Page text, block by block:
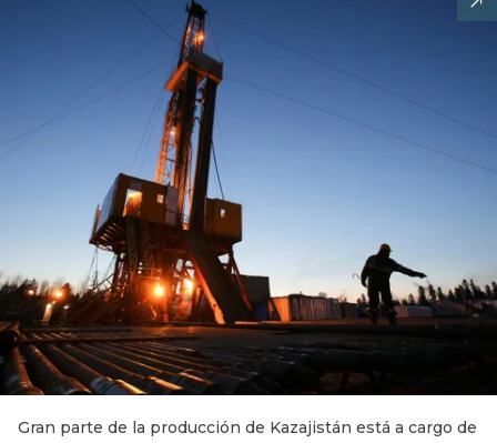
Gran parte de la producción de Kazajistán está a cargo de